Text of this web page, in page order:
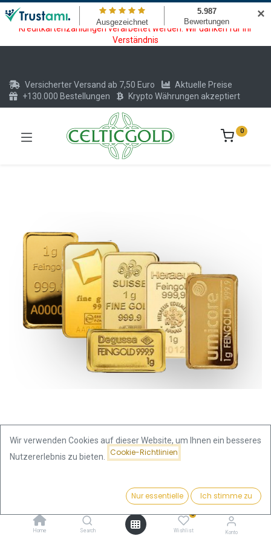
Wartungsarbeiten am Kreditkarten und Krypto Bezahlmodul. In der
Zeit vom 20.07. - 09.08.2026 können keine Krypto oder
Kreditkartenzahlungen verarbeitet werden. Wir danken für Ihr
Verständnis
Preis:
131,04€ Kaufen
Home Search
0
Wishlist Konto
Versicherter Versand ab 7,50 Euro
Aktuelle Preise
+130.000 Bestellungen
Krypto Währungen akzeptiert
0
1 Gramm Goldbarren | versch.
Hersteller
Wir verwenden Cookies auf dieser Website, um Ihnen ein besseres
Nutzererlebnis zu bieten.
Cookie-Richtlinien
Nur essentielle Ich stimme zu
✕